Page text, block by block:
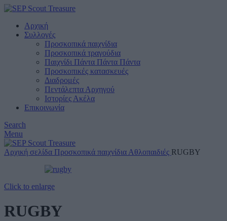
Αρχική
Συλλογές
Προσκοπικά παιχνίδια
Προσκοπικά τραγούδια
Παιχνίδι Πάντα Πάντα Πάντα
Προσκοπικές κατασκευές
Διαδρομές
Πεντάλεπτα Αρχηγού
Ιστορίες Ακέλα
Επικοινωνία
Search
Menu
Αρχική σελίδα Προσκοπικά παιχνίδια Αθλοπαιδιές RUGBY
Click to enlarge
RUGBY